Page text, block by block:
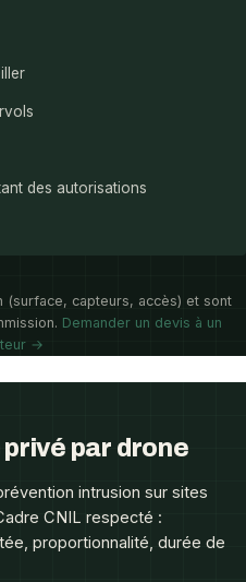
des autorisations
(surface, capteurs, accès) et sont
Demander un devis à un
→
par drone
intrusion sur sites
CNIL respecté :
proportionnalité, durée de